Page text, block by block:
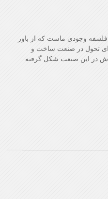
وجودی ماست که از باور
تحول در صنعت ساخت و
در این صنعت شکل گرفته